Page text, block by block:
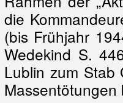
die
(bis Frühjahr
Wedekind S.
Lublin zum
Massentötungen